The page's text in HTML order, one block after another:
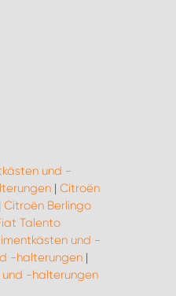
und -
| Citroën
Citroën Berlingo
Talento
und -
-halterungen |
und -halterungen